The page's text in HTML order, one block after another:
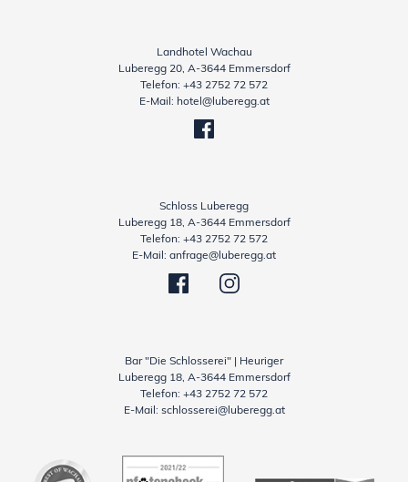
Landhotel Wachau
Luberegg 20, A-3644 Emmersdorf
Telefon: +43 2752 72 572
E-Mail: hotel@luberegg.at
Schloss Luberegg
Luberegg 18, A-3644 Emmersdorf
Telefon: +43 2752 72 572
E-Mail: anfrage@luberegg.at
Bar "Die Schlosserei" | Heuriger
Luberegg 18, A-3644 Emmersdorf
Telefon: +43 2752 72 572
E-Mail: schlosserei@luberegg.at